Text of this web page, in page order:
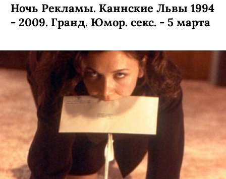
Ночь Рекламы. Каннские Львы 1994
- 2009. Гранд. Юмор. секс. - 5 марта